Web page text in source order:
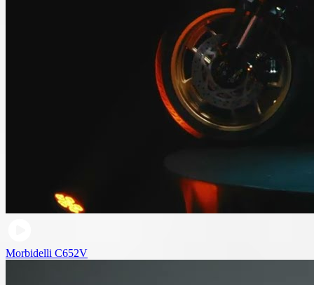
Morbidelli C652V